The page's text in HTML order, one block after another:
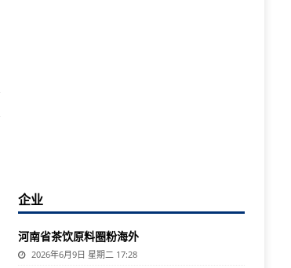
企业
河南省茶饮原料圈粉海外
2026年6月9日 星期二 17:28